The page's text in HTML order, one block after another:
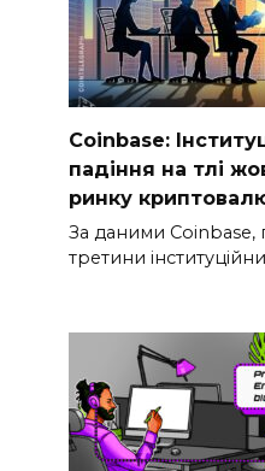
Coinbase:
падіння на тлі
ринку
За даними Coinbase,
третини